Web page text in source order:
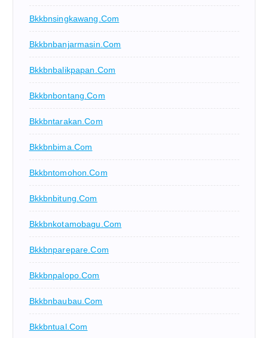
Bkkbnsingkawang.com
Bkkbnbanjarmasin.com
Bkkbnbalikpapan.com
Bkkbnbontang.com
Bkkbntarakan.com
Bkkbnbima.com
Bkkbntomohon.com
Bkkbnbitung.com
Bkkbnkotamobagu.com
Bkkbnparepare.com
Bkkbnpalopo.com
Bkkbnbaubau.com
Bkkbntual.com